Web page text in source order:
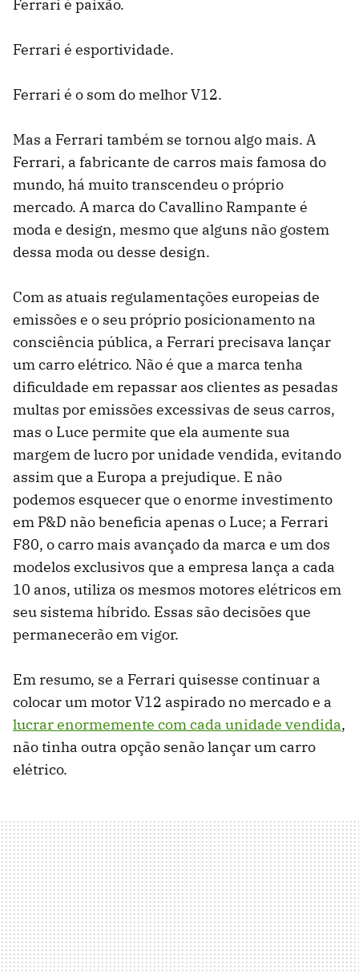
Ferrari é paixão.
Ferrari é esportividade.
Ferrari é o som do melhor V12.
Mas a Ferrari também se tornou algo mais. A
Ferrari, a fabricante de carros mais famosa do
mundo, há muito transcendeu o próprio
mercado. A marca do Cavallino Rampante é
moda e design, mesmo que alguns não gostem
dessa moda ou desse design.
Com as atuais regulamentações europeias de
emissões e o seu próprio posicionamento na
consciência pública, a Ferrari precisava lançar
um carro elétrico. Não é que a marca tenha
dificuldade em repassar aos clientes as pesadas
multas por emissões excessivas de seus carros,
mas o Luce permite que ela aumente sua
margem de lucro por unidade vendida, evitando
assim que a Europa a prejudique. E não
podemos esquecer que o enorme investimento
em P&D não beneficia apenas o Luce; a Ferrari
F80, o carro mais avançado da marca e um dos
modelos exclusivos que a empresa lança a cada
10 anos, utiliza os mesmos motores elétricos em
seu sistema híbrido. Essas são decisões que
permanecerão em vigor.
Em resumo, se a Ferrari quisesse continuar a
colocar um motor V12 aspirado no mercado e a
lucrar enormemente com cada unidade vendida,
não tinha outra opção senão lançar um carro
elétrico.